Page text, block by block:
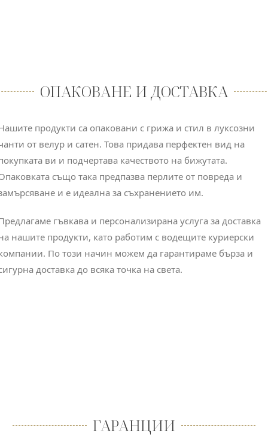
ОПАКОВАНЕ И ДОСТАВКА
продукти са опаковани с грижа и стил в луксозни
от велур и сатен. Това придава перфектен вид на
ви и подчертава качеството на бижутата.
също така предпазва перлите от повреда и
и е идеална за съхранението им.
гъвкава и персонализирана услуга за доставка
нашите продукти, като работим с водещите куриерски
По този начин можем да гарантираме бърза и
доставка до всяка точка на света.
ГАРАНЦИИ